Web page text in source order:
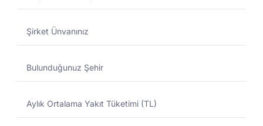
Toptan Akaryakıt
Toptan Akaryakıt